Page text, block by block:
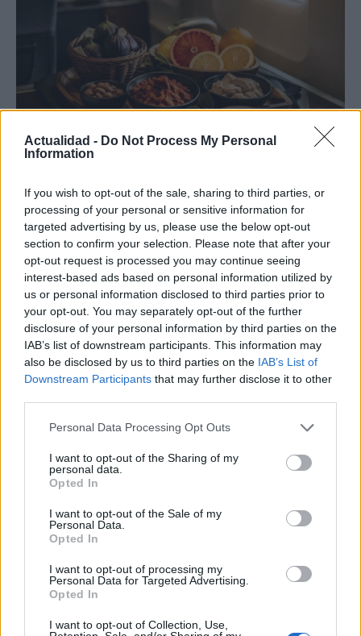
Actualidad - Do Not Process My Personal
Information
If you wish to opt-out of the sale, sharing to third parties, or
processing of your personal or sensitive information for
targeted advertising by us, please use the below opt-out
section to confirm your selection. Please note that after your
opt-out request is processed you may continue seeing
interest-based ads based on personal information utilized by
us or personal information disclosed to third parties prior to
your opt-out. You may separately opt-out of the further
disclosure of your personal information by third parties on the
IAB’s list of downstream participants. This information may
also be disclosed by us to third parties on the IAB’s List of
Downstream Participants that may further disclose it to other
Please note that this website/app uses one or more Google
not limited to your visit or usage behaviour. You may click to
grant or deny consent to Google and its third-party tags to
use your data for below specified purposes in below Google
consent section.
Personal Data Processing Opt Outs
I want to opt-out of the Sharing of my
personal data.
Opted In
I want to opt-out of the Sale of my
Personal Data.
Opted In
I want to opt-out of processing my
Personal Data for Targeted Advertising.
Opted In
I want to opt-out of Collection, Use,
refuerza su apuesta por Canarias
Binter no solo conecta las islas, sino que…
INTERNACIONAL
Corte Penal Internacional: cómo funciona
La Corte Penal Internacional es un pilar fundamental…
INTERNACIONAL